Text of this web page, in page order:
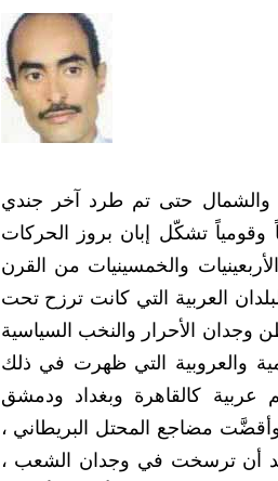
والشمال حتى تم طرد آخر جندي
ثورياً وطنياً عروبياً وقومياً تشكّل إبان بروز الحركات
والخمسينيات من القرن
العربية التي كانت ترزح تحت
وجدان الأحرار والنخب السياسية
والعروبية التي ظهرت في ذلك
عربية كالقاهرة وبغداد ودمشق
مضاجع المحتل البريطاني ،
بعد أن ترسخت في وجدان الشعب ،